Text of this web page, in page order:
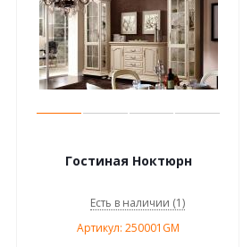
Гостиная Ноктюрн
Есть в наличии (1)
Артикул: 250001GM